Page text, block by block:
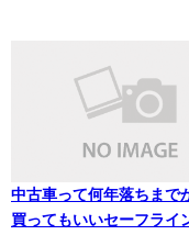
中古車って何年落ちまで
買ってもいいセーフライ